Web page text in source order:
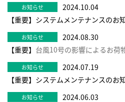
2024.10.04
【重要】システムメンテナンスのお
2024.08.30
【重要】 台風10号の影響によるお荷
2024.07.19
【重要】システムメンテナンスのお
2024.06.03